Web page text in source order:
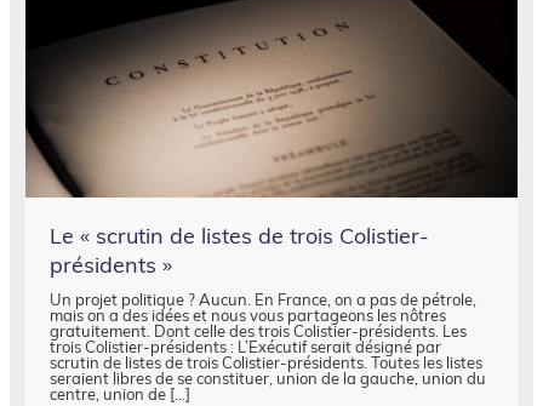
Le « scrutin de listes de trois Colistier-
présidents »
Un projet politique ? Aucun. En France, on a pas de pétrole,
mais on a des idées et nous vous partageons les nôtres
gratuitement. Dont celle des trois Colistier-présidents. Les
trois Colistier-présidents : L’Exécutif serait désigné par
scrutin de listes de trois Colistier-présidents. Toutes les listes
seraient libres de se constituer, union de la gauche, union du
centre, union de […]